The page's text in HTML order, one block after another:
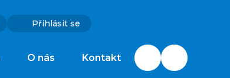
Přihlásit se
O nás Kontakt